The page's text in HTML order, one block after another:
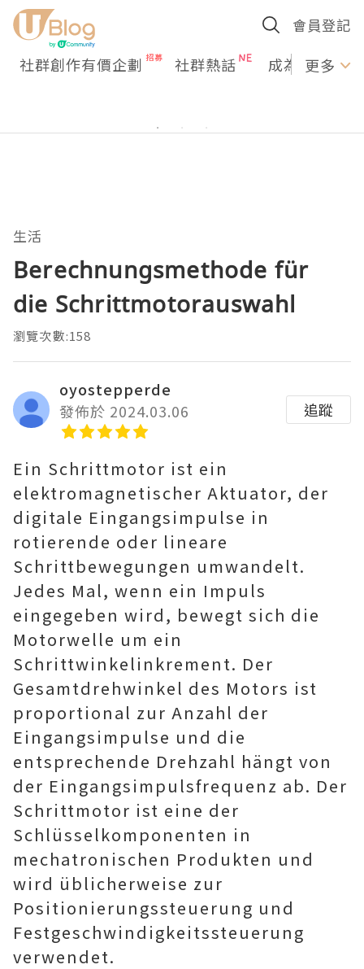
會員登記
社群創作有價企劃 社群熱話 成為U更多
生活
Berechnungsmethode für
die Schrittmotorauswahl
瀏覽次數:158
oyostepperde
發佈於 2024.03.06
追蹤
Ein Schrittmotor ist ein
elektromagnetischer Aktuator, der
digitale Eingangsimpulse in
rotierende oder lineare
Schrittbewegungen umwandelt.
Jedes Mal, wenn ein Impuls
eingegeben wird, bewegt sich die
Motorwelle um ein
Schrittwinkelinkrement. Der
Gesamtdrehwinkel des Motors ist
proportional zur Anzahl der
Eingangsimpulse und die
entsprechende Drehzahl hängt von
der Eingangsimpulsfrequenz ab. Der
Schrittmotor ist eine der
Schlüsselkomponenten in
mechatronischen Produkten und
wird üblicherweise zur
Positionierungssteuerung und
Festgeschwindigkeitssteuerung
verwendet.